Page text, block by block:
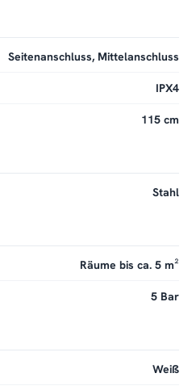
Seitenanschluss, Mittelanschluss
IPX4
115 cm
Stahl
Räume bis ca. 5 m²
5 Bar
Weiß